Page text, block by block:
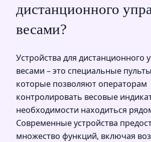
дистанционного
весами?
Устройства для дистанционного
весами – это специальные
которые позволяют операторам
контролировать весовые
необходимости находиться
Современные устройства
множество функций, включая